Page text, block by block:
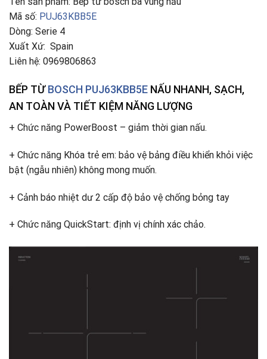
Mã số: PUJ63KBB5E
Dòng: Serie 4
Xuất Xứ: Spain
Liên hệ: 0969806863
BẾP TỪBOSCH PUJ63KBB5E NẤU NHANH, SẠCH,
AN TOÀN VÀ TIẾT KIỆM NĂNG LƯỢNG
+ Chức năng PowerBoost – giảm thời gian nấu.
+ Chức năng Khóa trẻ em: bảo vệ bảng điều khiển khỏi việc
bật (ngẫu nhiên) không mong muốn.
+ Cảnh báo nhiệt dư 2 cấp độ bảo vệ chống bỏng tay
+ Chức năng QuickStart: định vị chính xác chảo.